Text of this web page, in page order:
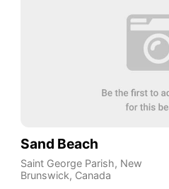
Sand Beach
Saint George Parish, New
Brunswick, Canada